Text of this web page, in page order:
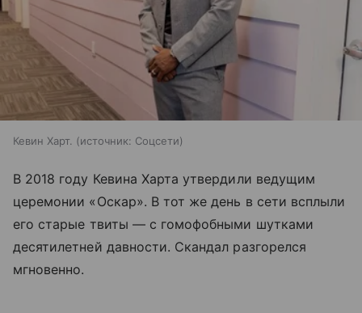
Кевин Харт. источник: Соцсети
В 2018 году Кевина Харта утвердили ведущим
церемонии «Оскар». В тот же день в сети всплыли
его старые твиты — с гомофобными шутками
десятилетней давности. Скандал разгорелся
мгновенно.